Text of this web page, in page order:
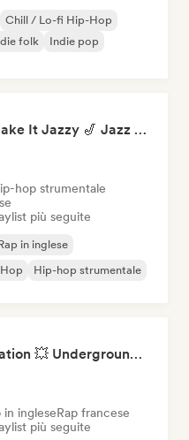
Chill / Lo-fi Hip-Hop
folk
Indie pop
Boom Bap, But Make It Jazzy 🎷 Jazz Rap, Underground & Conscious Hip-Hop
hop strumentale
più seguite
in inglese
Hip-hop strumentale
Boom Bap Generation 💥 Underground Hip-Hop, East Coast & Jazz Rap
in ingleseRap francese
più seguite